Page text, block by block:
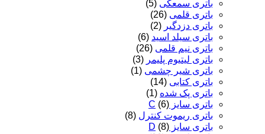
باتری سمعکی (5)
باتری قلمی (26)
باتری دزدگیر (2)
باتری سیلد اسید (6)
باتری نیم قلمی (26)
باتری لیتیوم پلیمر (3)
باتری شیر چشمی (1)
باتری کتابی (14)
باتری پک شده (1)
باتری سایز C (6)
باتری ریموت کنترل (8)
باتری سایز D (8)